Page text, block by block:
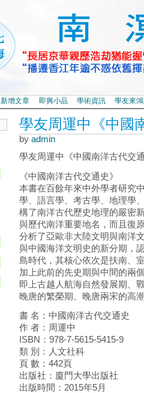
新增文章 即興小品 學術資訊 學友來鴻
學友周運中《中國
by admin
學友周運中《中國南洋古代交
《中國南洋古代交通史》
本書在百餘年來中外學者研究
學、語言學、考古學、地理學
構了南洋古代歷史地理的嚴密
與歷代南洋重要地名，而且復
分析了亞歐非大陸文明與南洋
與中國海洋文明史的新分期，
島時代，其核心依次是扶南、
加上此前的先史期與中間的兩
即上古越人航海自然發展期、
晚唐的繁榮期、晚唐兩宋的高
書 名：中國南洋古代交通史
作 者：周運中
ISBN：978-7-5615-5415-9
類 別：人文社科
頁 數：442頁
出版社：廈門大學出版社
出版時間：2015年5月